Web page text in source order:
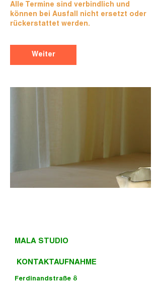
Alle Termine sind verbindlich und
können bei Ausfall nicht ersetzt oder
rückerstattet werden.
Weiter
MALA STUDIO
KONTAKTAUFNAHME
Ferdinandstraße 8